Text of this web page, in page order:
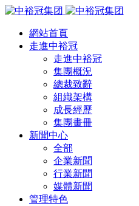
網站首頁
走進中裕冠
走進中裕冠
集團概況
總裁致辭
組織架構
成長經歷
集團畫冊
新聞中心
全部
企業新聞
行業新聞
媒體新聞
管理特色